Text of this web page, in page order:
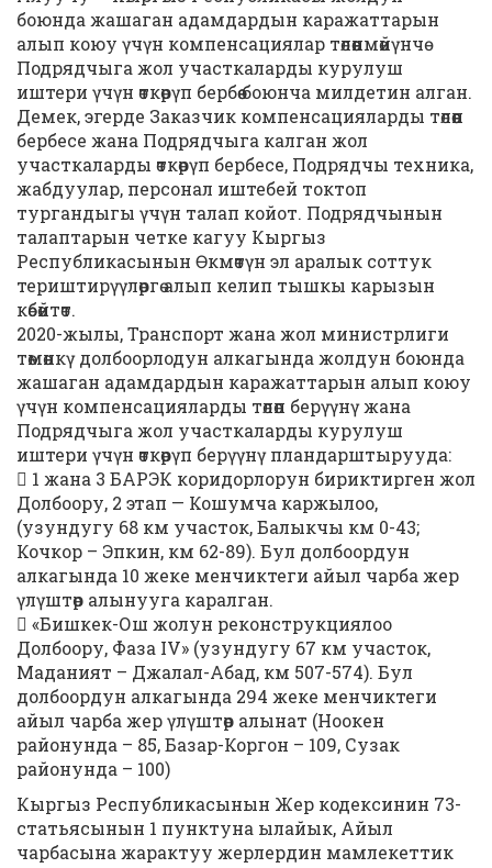
боюнда жашаган адамдардын каражаттарын
алып коюу үчүн компенсациялар төлөөнмөйүнчө
Подрядчыга жол участкаларды курулуш
иштери үчүн өткөрүп бербөө боюнча милдетин алган.
Демек, эгерде Заказчик компенсацияларды төлөөп
бербесе жана Подрядчыга калган жол
участкаларды өткөрүп бербесе, Подрядчы техника,
жабдуулар, персонал иштебей токтоп
тургандыгы үчүн талап койот. Подрядчынын
талаптарын четке кагуу Кыргыз
Республикасынын Өкмөтүн эл аралык соттук
териштирүүлөргө алып келип тышкы карызын
көбөйтөт.
2020-жылы, Транспорт жана жол министрлиги
төмөнкү долбоорлодун алкагында жолдун боюнда
жашаган адамдардын каражаттарын алып коюу
үчүн компенсацияларды төлөп берүүнү жана
Подрядчыга жол участкаларды курулуш
иштери үчүн өткөрүп берүүнү пландарштырууда:
 1 жана 3 БАРЭК коридорлорун бириктирген жол
Долбоору, 2 этап — Кошумча каржылоо,
(узундугу 68 км участок, Балыкчы км 0-43;
Кочкор – Эпкин, км 62-89). Бул долбоордун
алкагында 10 жеке менчиктеги айыл чарба жер
үлүштөр алынууга каралган.
 «Бишкек-Ош жолун реконструкциялоо
Долбоору, Фаза IV» (узундугу 67 км участок,
Маданият – Джалал-Абад, км 507-574). Бул
долбоордун алкагында 294 жеке менчиктеги
айыл чарба жер үлүштөр алынат (Ноокен
районунда – 85, Базар-Коргон – 109, Сузак
районунда – 100)
Кыргыз Республикасынын Жер кодексинин 73-
статьясынын 1 пунктуна ылайык, Айыл
чарбасына жарактуу жерлердин мамлекеттик